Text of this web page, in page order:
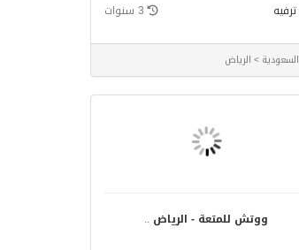
ترفيه 3 سنوات
السعودية > الرياض
ووتش للمتعة - الرياض ..